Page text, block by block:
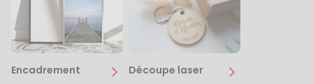
Encadrement Découpe laser